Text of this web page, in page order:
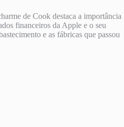
de Cook destaca a importância
financeiros da Apple e o seu
e as fábricas que passou